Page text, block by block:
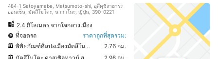
484-1 Satoyamabe, Matsumoto-shi, อุสึคุชิงาฮาระ
ออนเซ็น, มัตสึโมโตะ, นากาโนะ, ญี่ปุ่น, 390-0221
2.4 กิโลเมตร จากใจกลางเมือง
ที่จอดรถ
ราคาถูกที่สุดรวม:
พิพิธภัณฑ์ศิลปะเมืองมัตสึโมโตะ
2.76 กม.